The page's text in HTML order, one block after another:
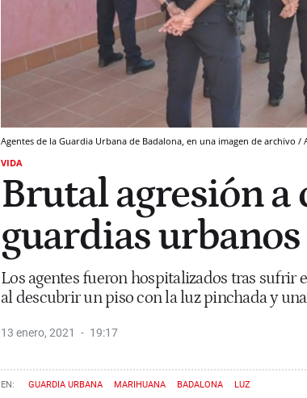
Agentes de la Guardia Urbana de Badalona, en una imagen de archivo /
VIDA
Brutal agresión a
guardias
Los agentes fueron hospitalizados tras sufrir
al descubrir un piso con la luz pinchada y
13 enero, 2021 19:17
GUARDIA URBANA MARIHUANA BADALONA LUZ